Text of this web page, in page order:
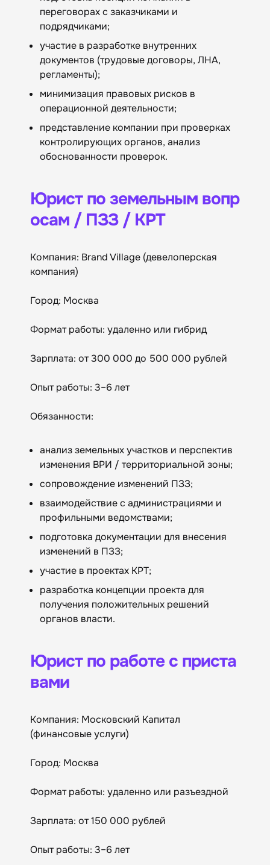
переговорах с заказчиками и
подрядчиками;
участие в разработке внутренних
документов (трудовые договоры, ЛНА,
регламенты);
минимизация правовых рисков в
операционной деятельности;
представление компании при проверках
контролирующих органов, анализ
обоснованности проверок.
Юрист по земельным вопр
осам / ПЗЗ / КРТ
Компания: Brand Village (девелоперская
компания)
Город: Москва
Формат работы: удаленно или гибрид
Зарплата: от 300 000 до 500 000 рублей
Опыт работы: 3–6 лет
Обязанности:
анализ земельных участков и перспектив
изменения ВРИ / территориальной зоны;
сопровождение изменений ПЗЗ;
взаимодействие с администрациями и
профильными ведомствами;
подготовка документации для внесения
изменений в ПЗЗ;
участие в проектах КРТ;
разработка концепции проекта для
получения положительных решений
органов власти.
Юрист по работе с приста
вами
Компания: Московский Капитал
(финансовые услуги)
Город: Москва
Формат работы: удаленно или разъездной
Зарплата: от 150 000 рублей
Опыт работы: 3–6 лет